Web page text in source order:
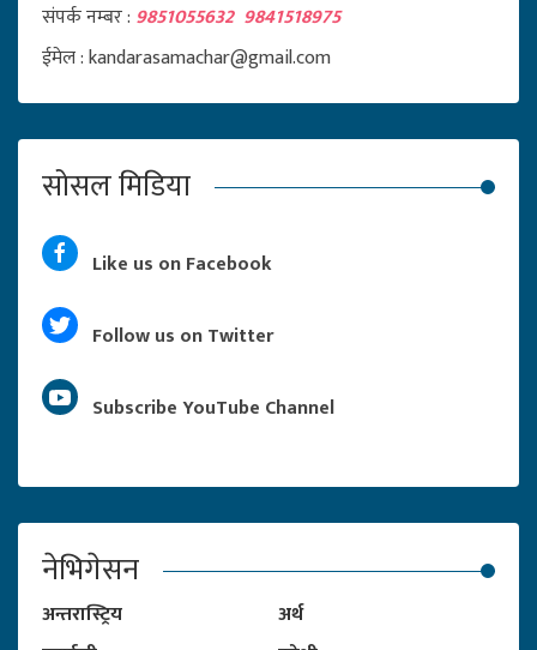
संपर्क नम्बर : 9851055632 9841518975
ईमेल : kandarasamachar@gmail.com
सोसल मिडिया
Like us on Facebook
Follow us on Twitter
Subscribe YouTube Channel
नेभिगेसन
अन्तरास्ट्रिय
अर्थ